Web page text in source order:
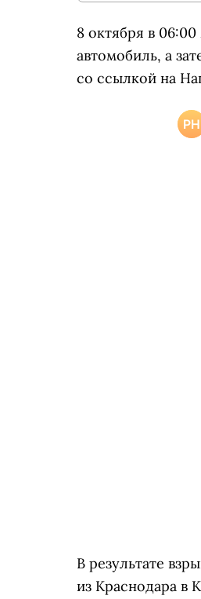
8 октября в
автомобиль, а
со ссылкой на
В результате
из Краснодара в